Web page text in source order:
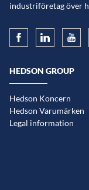
industriföretag över
HEDSON GROUP
Hedson Koncern
Hedson Varumärken
Legal information